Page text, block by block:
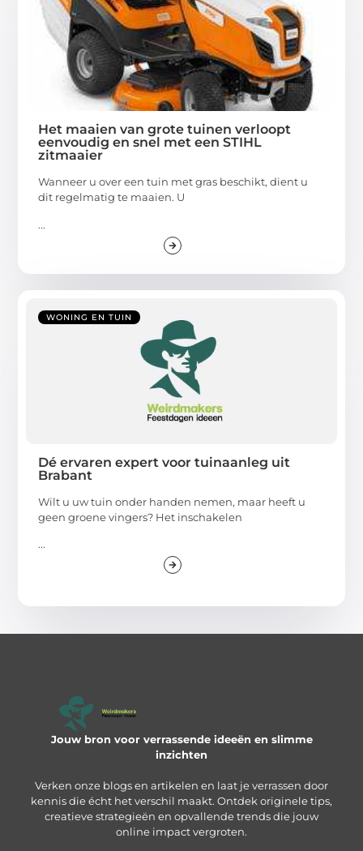
Het maaien van grote tuinen verloopt
eenvoudig en snel met een STIHL
zitmaaier
Wanneer u over een tuin met gras beschikt, dient u
dit regelmatig te maaien. U
...
WONING EN TUIN
Dé ervaren expert voor tuinaanleg uit
Brabant
Wilt u uw tuin onder handen nemen, maar heeft u
geen groene vingers? Het inschakelen
...
Jouw bron voor verrassende ideeën en slimme
inzichten
Verken onze blogs en artikelen en laat je verrassen door
kennis die écht het verschil maakt. Ontdek originele tips,
creatieve strategieën en opvallende trends die jouw
online impact vergroten.